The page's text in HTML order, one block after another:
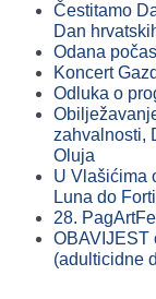
Čestitamo
Dan
Odana
Koncert
Odluka o
zahvalnosti,
Oluja
U Vlašićima
Luna do
28.
OBAVIJEST
(adulticidne